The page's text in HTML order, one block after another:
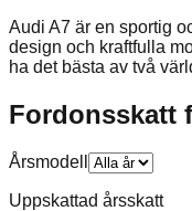
Audi A7 är en sportig
design och kraftfulla
ha det bästa av två
Fordonsskatt
Årsmodell
Uppskattad årsskatt